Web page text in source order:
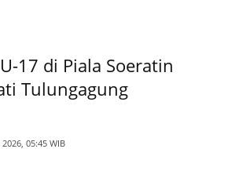
17 di Piala Soeratin
Tulungagung
05:45 WIB